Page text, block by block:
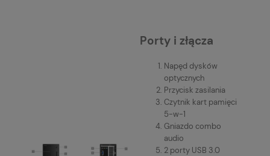
Porty i złącza
Napęd dysków
optycznych
Przycisk zasilania
Czytnik kart pamięci
5-w-1
Gniazdo combo
audio
2 porty USB 3.0